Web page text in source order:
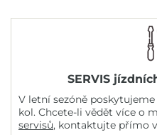
SERVIS
V letní sezóně
kol. Chcete-li vědět více o
servisů, kontaktujte přímo